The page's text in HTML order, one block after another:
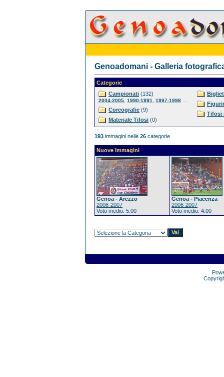
Genoadomani - Galleria
Categorie
Campionati (132)
2004-2005 1990-1991 1997-1998
Coreografie (9)
Materiale Tifosi (0)
Tifosi
193 immagini nelle 26 categorie.
Nuove Immagini
Genoa - Arezzo
2006-2007
Voto medio: 5.00
Genoa - Piacenza
2006-2007
Voto medio: 4.00